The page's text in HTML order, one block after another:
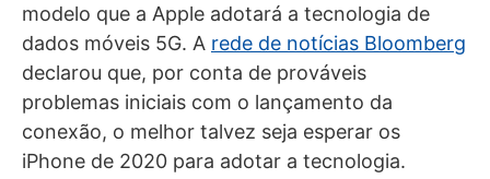
modelo que a Apple adotará a tecnologia de
dados móveis 5G. A rede de notícias Bloomberg
declarou que, por conta de prováveis
problemas iniciais com o lançamento da
conexão, o melhor talvez seja esperar os
iPhone de 2020 para adotar a tecnologia.